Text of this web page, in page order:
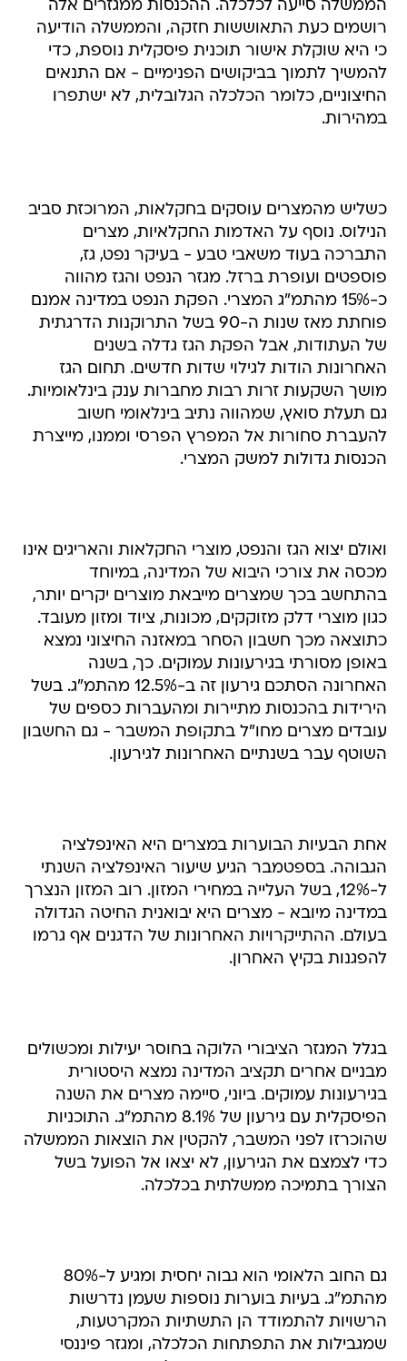
הממשלה סייעה לכלכלה. ההכנסות ממגזרים אלה
רושמים כעת התאוששות חזקה, והממשלה הודיעה
כי היא שוקלת אישור תוכנית פיסקלית נוספת, כדי
להמשיך לתמוך בביקושים הפנימיים - אם התנאים
החיצוניים, כלומר הכלכלה הגלובלית, לא ישתפרו
במהירות.
כשליש מהמצרים עוסקים בחקלאות, המרוכזת סביב
הנילוס. נוסף על האדמות החקלאיות, מצרים
התברכה בעוד משאבי טבע - בעיקר נפט, גז,
פוספטים ועופרת ברזל. מגזר הנפט והגז מהווה
כ-15% מהתמ"ג המצרי. הפקת הנפט במדינה אמנם
פוחתת מאז שנות ה-90 בשל התרוקנות הדרגתית
של העתודות, אבל הפקת הגז גדלה בשנים
האחרונות הודות לגילוי שדות חדשים. תחום הגז
מושך השקעות זרות רבות מחברות ענק בינלאומיות.
גם תעלת סואץ, שמהווה נתיב בינלאומי חשוב
להעברת סחורות אל המפרץ הפרסי וממנו, מייצרת
הכנסות גדולות למשק המצרי.
ואולם יצוא הגז והנפט, מוצרי החקלאות והאריגים אינו
מכסה את צורכי היבוא של המדינה, במיוחד
בהתחשב בכך שמצרים מייבאת מוצרים יקרים יותר,
כגון מוצרי דלק מזוקקים, מכונות, ציוד ומזון מעובד.
כתוצאה מכך חשבון הסחר במאזנה החיצוני נמצא
באופן מסורתי בגירעונות עמוקים. כך, בשנה
האחרונה הסתכם גירעון זה ב-12.5% מהתמ"ג. בשל
הירידות בהכנסות מתיירות ומהעברות כספים של
עובדים מצרים מחו"ל בתקופת המשבר - גם החשבון
השוטף עבר בשנתיים האחרונות לגירעון.
אחת הבעיות הבוערות במצרים היא האינפלציה
הגבוהה. בספטמבר הגיע שיעור האינפלציה השנתי
ל-12%, בשל העלייה במחירי המזון. רוב המזון הנצרך
במדינה מיובא - מצרים היא יבואנית החיטה הגדולה
בעולם. ההתייקרויות האחרונות של הדגנים אף גרמו
להפגנות בקיץ האחרון.
בגלל המגזר הציבורי הלוקה בחוסר יעילות ומכשולים
מבניים אחרים תקציב המדינה נמצא היסטורית
בגירעונות עמוקים. ביוני, סיימה מצרים את השנה
הפיסקלית עם גירעון של 8.1% מהתמ"ג. התוכניות
שהוכרזו לפני המשבר, להקטין את הוצאות הממשלה
כדי לצמצם את הגירעון, לא יצאו אל הפועל בשל
הצורך בתמיכה ממשלתית בכלכלה.
גם החוב הלאומי הוא גבוה יחסית ומגיע ל-80%
מהתמ"ג. בעיות בוערות נוספות שעמן נדרשות
הרשויות להתמודד הן התשתיות המקרטעות,
שמגבילות את התפתחות הכלכלה, ומגזר פיננסי